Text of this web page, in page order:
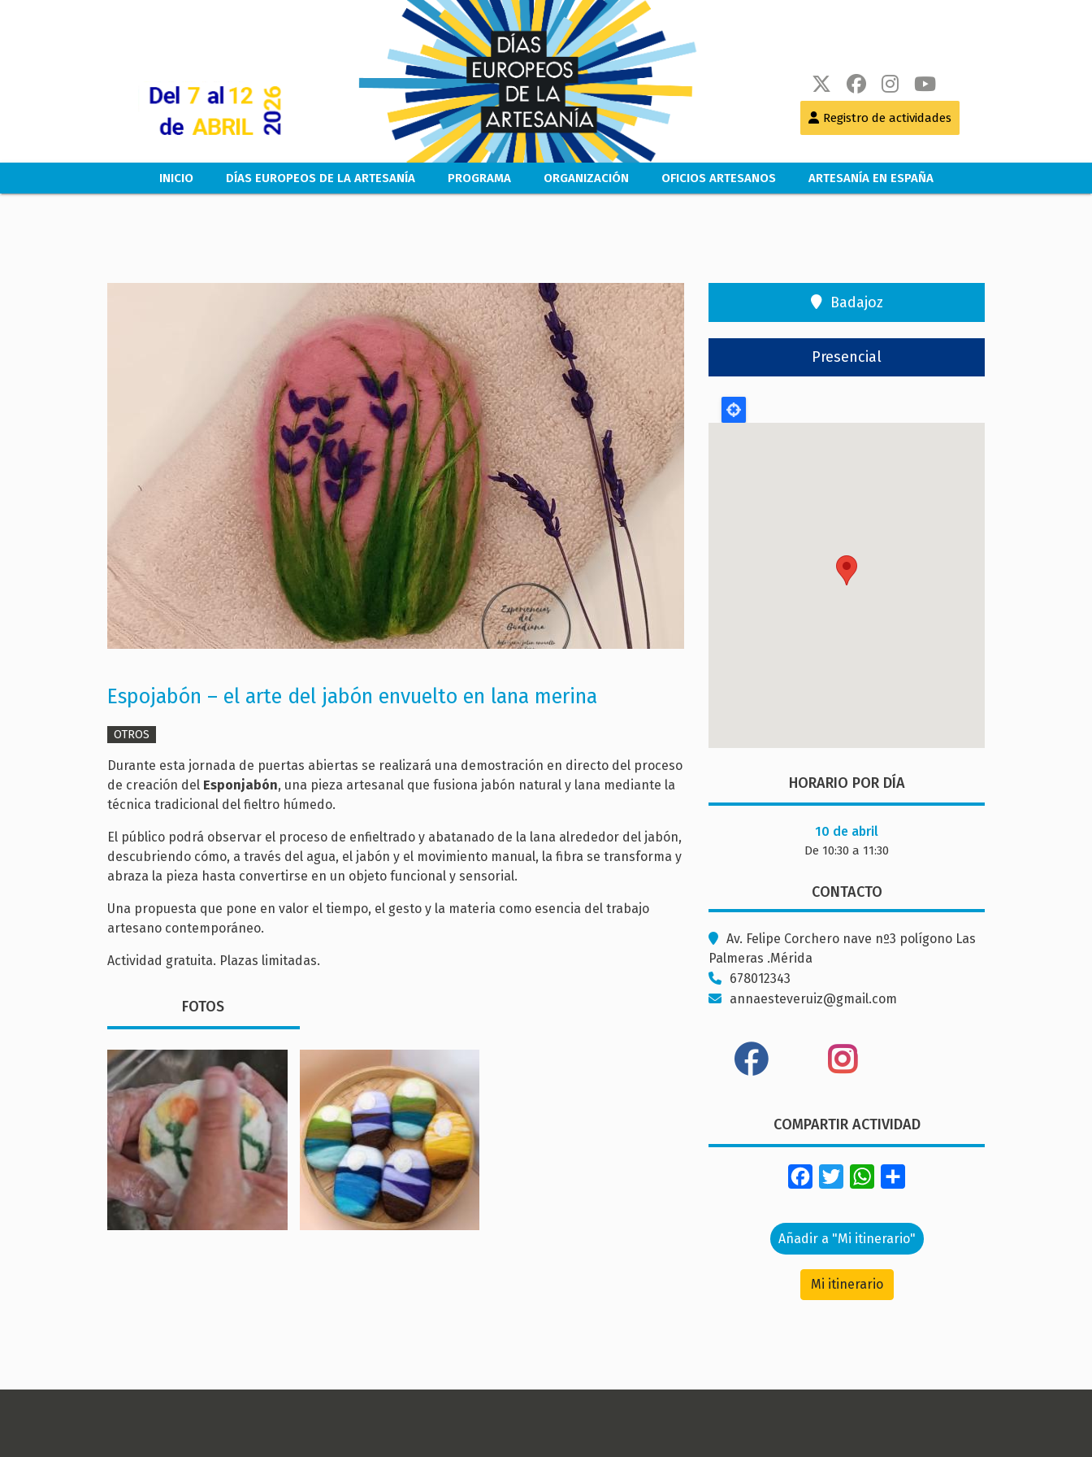
Pasar
al
contenido
principal
Registro de actividades
Main navigation
INICIO DÍAS EUROPEOS DE LA ARTESANÍA PROGRAMA ORGANIZACIÓN OFICIOS ARTESANOS ARTESANÍA EN ESPAÑA
Espojabón – el arte del jabón envuelto en lana merina
OTROS
Durante esta jornada de puertas abiertas se realizará una demostración en directo del proceso
de creación del Esponjabón, una pieza artesanal que fusiona jabón natural y lana mediante la
técnica tradicional del fieltro húmedo.
El público podrá observar el proceso de enfieltrado y abatanado de la lana alrededor del jabón,
descubriendo cómo, a través del agua, el jabón y el movimiento manual, la fibra se transforma y
abraza la pieza hasta convertirse en un objeto funcional y sensorial.
Una propuesta que pone en valor el tiempo, el gesto y la materia como esencia del trabajo
artesano contemporáneo.
Actividad gratuita. Plazas limitadas.
FOTOS
Badajoz
Presencial
HORARIO POR DÍA
10 de abril
De 10:30 a 11:30
CONTACTO
Av. Felipe Corchero nave nº3 polígono Las
Palmeras .Mérida
678012343
annaesteveruiz@gmail.com
COMPARTIR ACTIVIDAD
Facebook
Twitter WhatsApp
Añadir a "Mi itinerario"
Mi itinerario